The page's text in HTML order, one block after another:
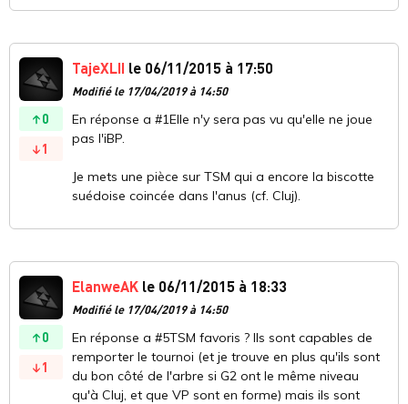
0
1
TajeXLII le 06/11/2015 à 17:50
Modifié le 17/04/2019 à 14:50
En réponse a #1Elle n'y sera pas vu qu'elle ne joue
pas l'iBP.
Je mets une pièce sur TSM qui a encore la biscotte
suédoise coincée dans l'anus (cf. Cluj).
0
1
ElanweAK le 06/11/2015 à 18:33
Modifié le 17/04/2019 à 14:50
En réponse a #5TSM favoris ? Ils sont capables de
remporter le tournoi (et je trouve en plus qu'ils sont
du bon côté de l'arbre si G2 ont le même niveau
qu'à Cluj, et que VP sont en forme) mais ils sont